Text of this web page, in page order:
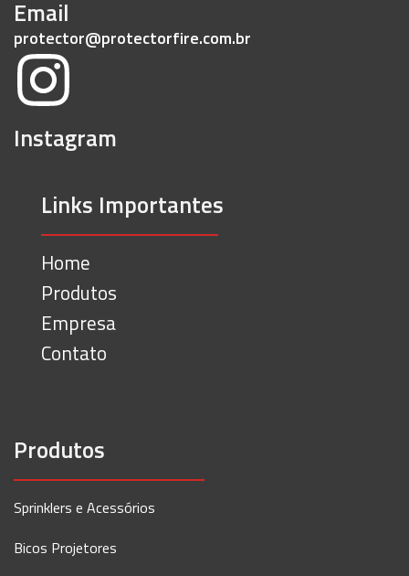
Email
protector@protectorfire.com.br
Instagram
Links Importantes
Home
Produtos
Empresa
Contato
Produtos
Sprinklers e Acessórios
Bicos Projetores